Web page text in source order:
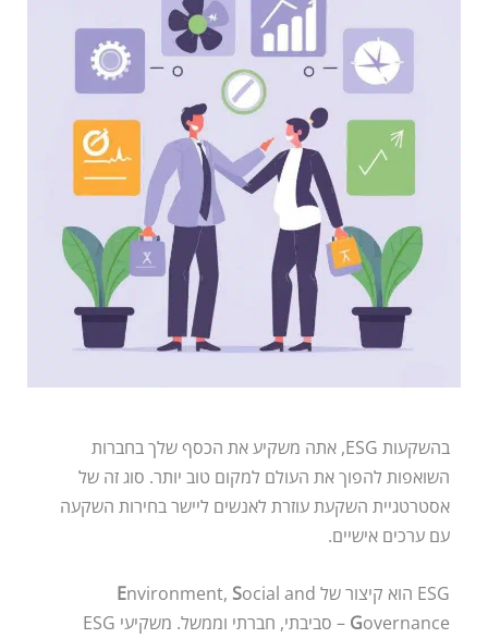
בהשקעות ESG, אתה משקיע את הכסף שלך בחברות
השואפות להפוך את העולם למקום טוב יותר. סוג זה של
אסטרטגיית השקעת עוזרת לאנשים ליישר בחירות השקעה
עם ערכים אישיים.
ESG הוא קיצור של Environment, Social and
G
overnance – סביבתי, חברתי וממשל. משקיעי ESG